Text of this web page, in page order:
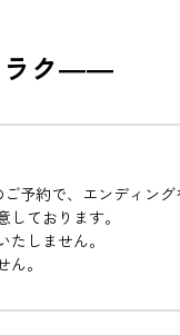
ラク――
ご予約で、エンディン
ております。
しません。
。